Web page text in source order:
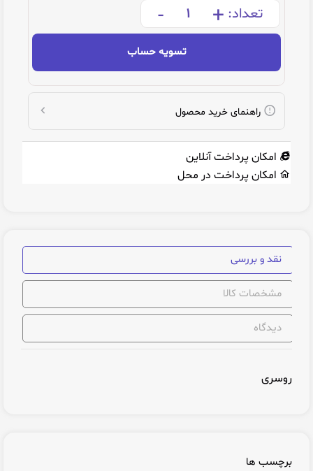
تعداد: +
-
تسویه حساب
راهنمای خرید محصول
امکان پرداخت آنلاین
امکان پرداخت در محل
نقد و بررسی
مشخصات کالا
دیدگاه
روسری
برچسب ها